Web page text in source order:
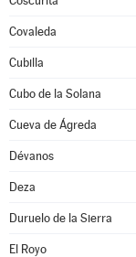
Covaleda
Cubilla
Cubo de la Solana
Cueva de Ágreda
Dévanos
Deza
Duruelo de la Sierra
El Royo